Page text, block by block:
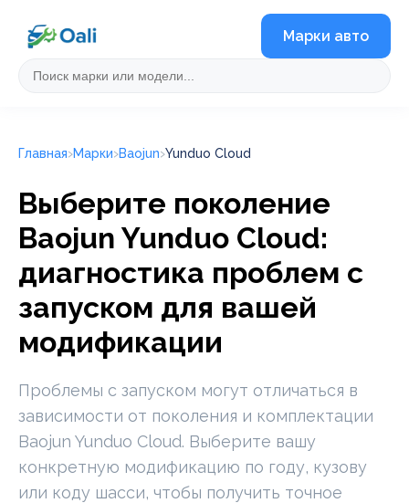
Марки авто
Главная Марки Baojun Yunduo Cloud
Выберите поколение
Baojun Yunduo Cloud:
диагностика проблем с
запуском для вашей
модификации
Проблемы с запуском могут отличаться в
зависимости от поколения и комплектации
Baojun Yunduo Cloud. Выберите вашу
конкретную модификацию по году, кузову
или коду шасси, чтобы получить точное